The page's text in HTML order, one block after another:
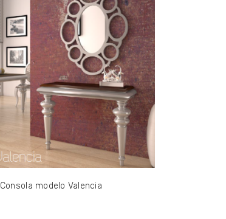
Consola modelo Valencia